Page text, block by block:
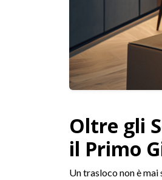
Oltre gli
il Primo
Un trasloco non è